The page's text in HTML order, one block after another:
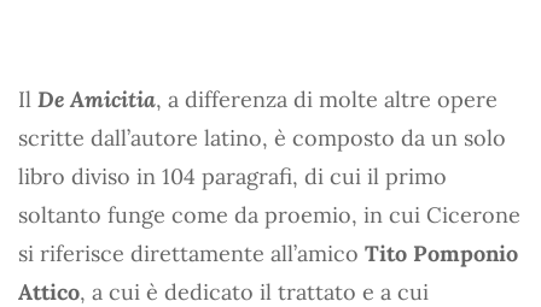
Il De Amicitia, a differenza di molte altre opere
scritte dall’autore latino, è composto da un solo
libro diviso in 104 paragrafi, di cui il primo
soltanto funge come da proemio, in cui Cicerone
si riferisce direttamente all’amico Tito Pomponio
Attico, a cui è dedicato il trattato e a cui